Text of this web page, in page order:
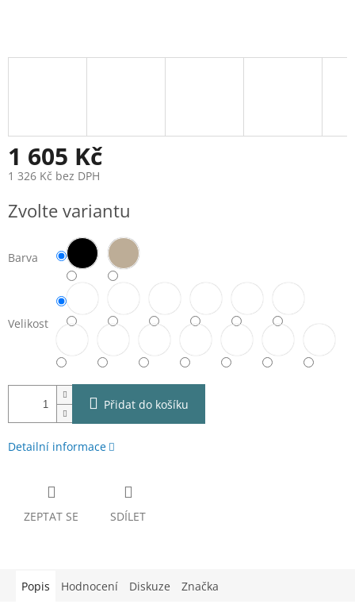
1 605 Kč
1 326 Kč bez DPH
cena:
Zvolte variantu
Barva
Velikost
Přidat do košíku
Detailní informace
ZEPTAT SE SDÍLET
Popis Hodnocení Diskuze Značka